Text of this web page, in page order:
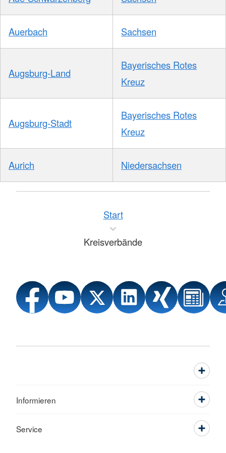
Auerbach Sachsen
Augsburg-Land
Bayerisches Rotes
Kreuz
Augsburg-Stadt
Bayerisches Rotes
Kreuz
Aurich Niedersachsen
Start
Kreisverbände
Informieren
Service